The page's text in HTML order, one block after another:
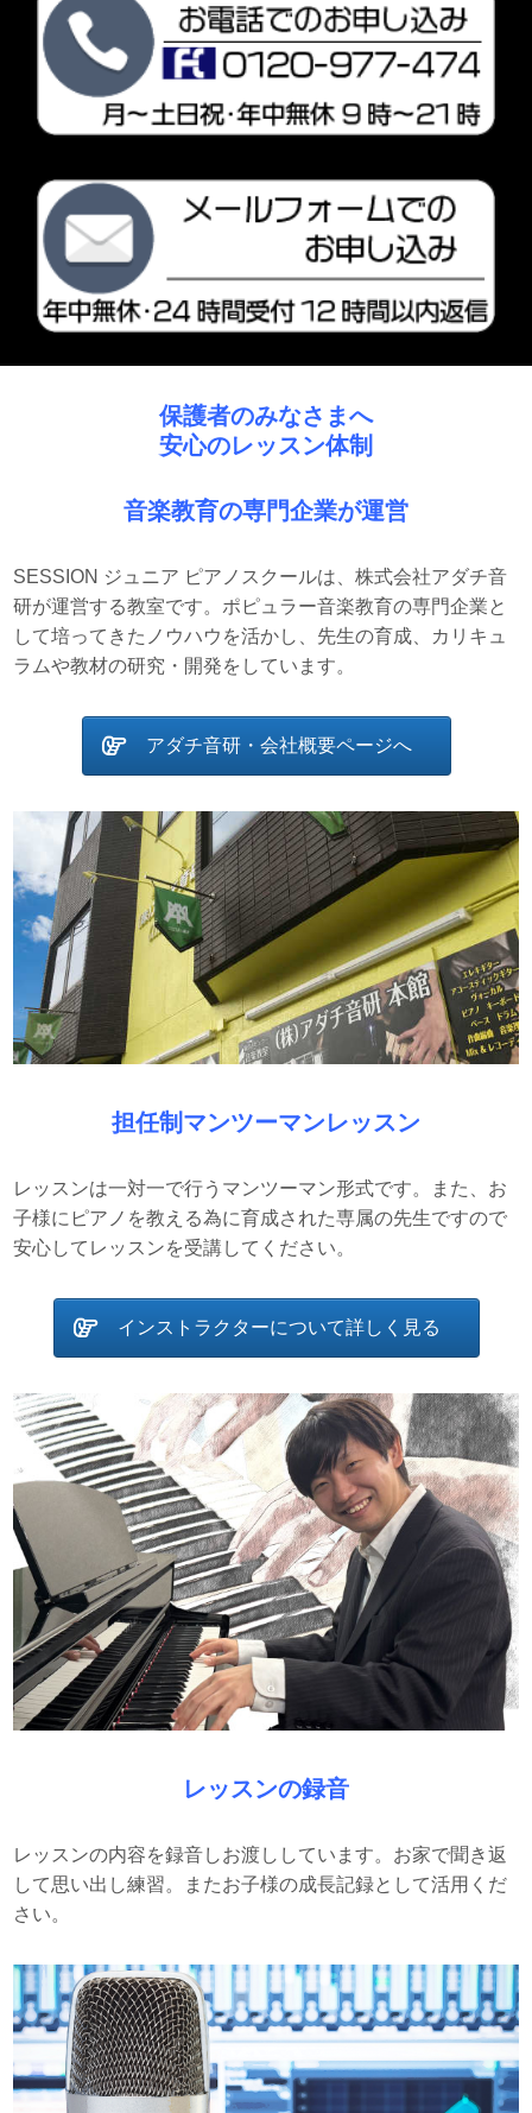
保護者のみなさまへ
安心のレッスン体制
音楽教育の専門企業が運営
SESSION ジュニア ピアノスクールは、株式会社アダチ音
研が運営する教室です。ポピュラー音楽教育の専門企業と
して培ってきたノウハウを活かし、先生の育成、カリキュ
ラムや教材の研究・開発をしています。
アダチ音研・会社概要ページへ
担任制マンツーマンレッスン
レッスンは一対一で行うマンツーマン形式です。また、お
子様にピアノを教える為に育成された専属の先生ですので
安心してレッスンを受講してください。
インストラクターについて詳しく見る
レッスンの録音
レッスンの内容を録音しお渡ししています。お家で聞き返
して思い出し練習。またお子様の成長記録として活用くだ
さい。